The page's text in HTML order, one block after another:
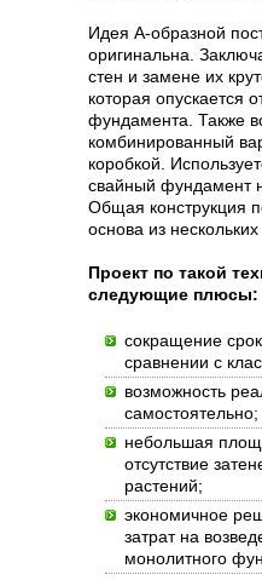
Идея А-образной
оригинальна.
стен и замене их
которая опускается
фундамента. Также
комбинированный
коробкой.
свайный фундамент
Общая конструкция
основа из
Проект по такой
следующие плюсы:
сокращение
сравнении с
возможность
самостоятельно;
небольшая
отсутствие
растений;
экономичное
затрат на
монолитного